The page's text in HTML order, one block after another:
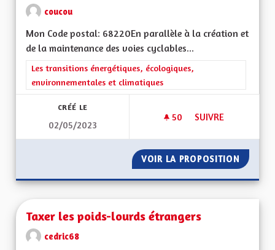
coucou
Mon Code postal: 68220En parallèle à la création et
de la maintenance des voies cyclables...
Filtrer les résultats de la catégorie : Les transitions
Les transitions énergétiques, écologiques,
environnementales et climatiques
CRÉÉ LE
02/05/2023
50 50 ABONNÉS
SUIVRE
VOIR LA PROPOSITION
Taxer les poids-lourds étrangers
cedric68